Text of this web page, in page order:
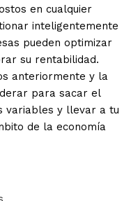
en cualquier
inteligentemente
pueden optimizar
su rentabilidad.
anteriormente y la
para sacar el
variables y llevar a tu
de la economía